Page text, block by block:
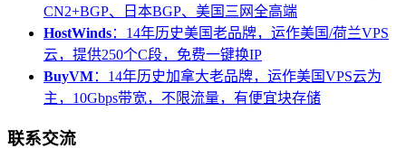
CN2+BGP、日本BGP、美国三网全高端
HostWinds：14年历史美国老品牌，运作美国/荷兰VPS
云，提供250个C段，免费一键换IP
BuyVM：14年历史加拿大老品牌，运作美国VPS云为
主，10Gbps带宽，不限流量，有便宜块存储
联系交流